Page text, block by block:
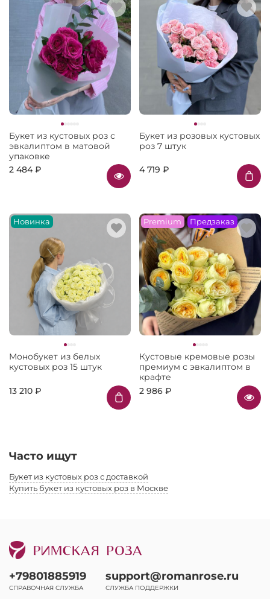
Букет из кустовых роз с
эвкалиптом в матовой
упаковке
2 484 ₽
Букет из розовых кустовых
роз 7 штук
4 719 ₽
Новинка
Монобукет из белых
кустовых роз 15 штук
13 210 ₽
Premium Предзаказ
Кустовые кремовые розы
премиум с эвкалиптом в
крафте
2 986 ₽
Часто ищут
Букет из кустовых роз с доставкой
Купить букет из кустовых роз в Москве
+79801885919
СПРАВОЧНАЯ СЛУЖБА
support@romanrose.ru
СЛУЖБА ПОДДЕРЖКИ